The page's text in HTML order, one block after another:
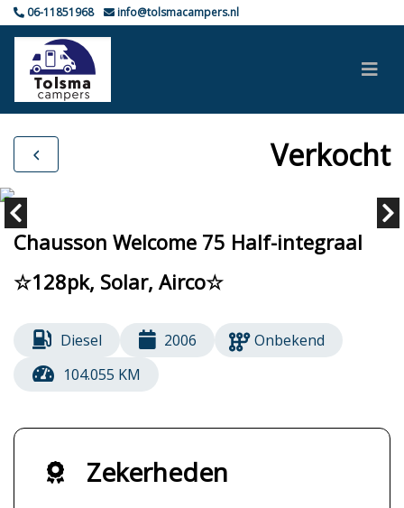
06-11851968 info@tolsmacampers.nl
Verkocht
Chausson Welcome 75 Half-integraal
☆128pk, Solar, Airco☆
Diesel 2006
Onbekend
104.055 KM
Zekerheden